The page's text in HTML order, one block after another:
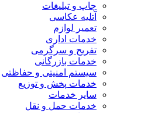
چاپ و تبلیغات
آتلیه عکاسی
تعمیر لوازم
خدمات اداری
تفریح و سرگرمی
خدمات بازرگانی
سیستم امنیتی و حفاظتی
خدمات پخش و توزیع
سایر خدمات
خدمات حمل و نقل